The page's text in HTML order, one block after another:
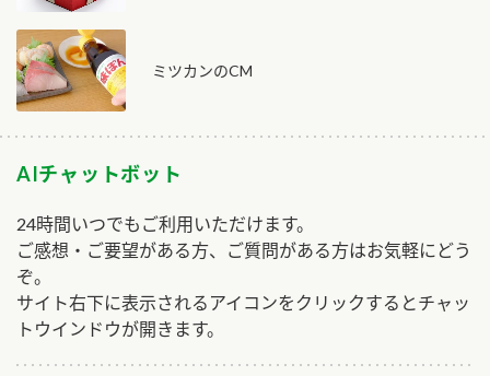
ミツカンのCM
AIチャットボット
24時間いつでもご利用いただけます。
ご感想・ご要望がある方、ご質問がある方はお気軽にどう
ぞ。
サイト右下に表示されるアイコンをクリックするとチャッ
トウインドウが開きます。